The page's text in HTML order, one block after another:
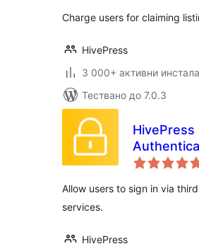
Charge users for claiming
HivePress
3 000+ активни
Тествано до 7.0.3
HivePress
Allow users to sign in via
services.
HivePress